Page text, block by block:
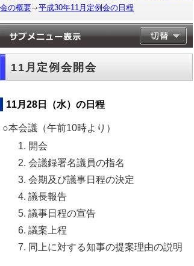
会の概要
平成30年11月定例会の日程
11月定例会開会
11月28日（水）の日程
○本会議（午前10時より）
開会
会議録署名議員の指名
会期及び議事日程の決定
議長報告
議事日程の宣告
議案上程
同上に対する知事の提案理由の説明